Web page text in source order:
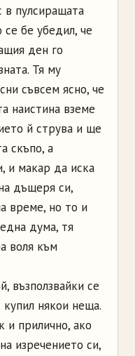
в пулсиращата
бе убедил, че
ден го
Тя му
съвсем ясно, че
наистина вземе
й струва и ще
скъпо, а
и макар да иска
дъщеря си,
време, но то и
дума, тя
воля към
възползвайки се
някои неща.
и прилично, ако
изречението си,